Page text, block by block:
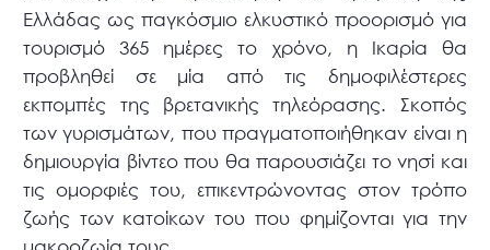
Ελλάδας ως παγκόσμιο ελκυστικό προορισμό για
τουρισμό 365 ημέρες το χρόνο, η Ικαρία θα
προβληθεί σε μία από τις δημοφιλέστερες
εκπομπές της βρετανικής τηλεόρασης. Σκοπός
των γυρισμάτων, που πραγματοποιήθηκαν είναι η
δημιουργία βίντεο που θα παρουσιάζει το νησί και
τις ομορφιές του, επικεντρώνοντας στον τρόπο
ζωής των κατοίκων του που φημίζονται για την